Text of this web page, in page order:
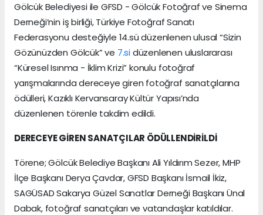
Gölcük Belediyesi ile GFSD - Gölcük Fotoğraf ve Sinema
Derneği’nin iş birliği, Türkiye Fotoğraf Sanatı
Federasyonu desteğiyle 14.sü düzenlenen ulusal “Sizin
Gözünüzden Gölcük” ve 7.sidüzenlenen uluslararası
“Küresel Isınma - İklim Krizi” konulu fotoğraf
yarışmalarında dereceye giren fotoğraf sanatçılarına
ödülleri, Kazıklı Kervansaray Kültür Yapısı’nda
düzenlenen törenle takdim edildi.
DERECEYE GİREN SANATÇILAR ÖDÜLLENDİRİLDİ
Törene; Gölcük Belediye Başkanı Ali Yıldırım Sezer, MHP
İlçe Başkanı Derya Çavdar, GFSD Başkanı İsmail İkiz,
SAGÜSAD Sakarya Güzel Sanatlar Derneği Başkanı Ünal
Dabak, fotoğraf sanatçıları ve vatandaşlar katıldılar.